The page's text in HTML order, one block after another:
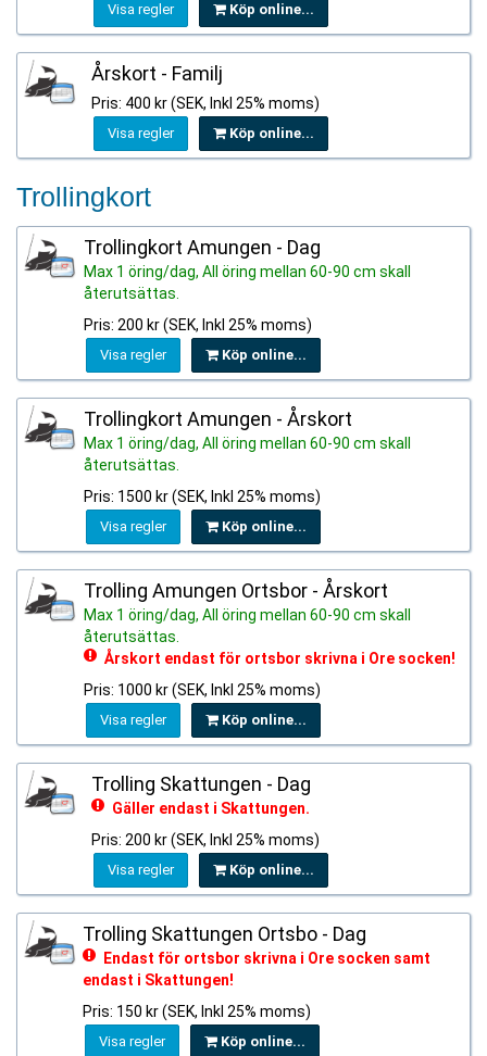
Visa regler Köp online...
Årskort - Familj
Pris: 400 kr (SEK, Inkl 25% moms)
Visa regler Köp online...
Trollingkort
Trollingkort Amungen - Dag
Max 1 öring/dag, All öring mellan 60-90 cm skall
återutsättas.
Pris: 200 kr (SEK, Inkl 25% moms)
Visa regler Köp online...
Trollingkort Amungen - Årskort
Max 1 öring/dag, All öring mellan 60-90 cm skall
återutsättas.
Pris: 1500 kr (SEK, Inkl 25% moms)
Visa regler Köp online...
Trolling Amungen Ortsbor - Årskort
Max 1 öring/dag, All öring mellan 60-90 cm skall
återutsättas.
Årskort endast för ortsbor skrivna i Ore socken!
Pris: 1000 kr (SEK, Inkl 25% moms)
Visa regler Köp online...
Trolling Skattungen - Dag
Gäller endast i Skattungen.
Pris: 200 kr (SEK, Inkl 25% moms)
Visa regler Köp online...
Trolling Skattungen Ortsbo - Dag
Endast för ortsbor skrivna i Ore socken samt
endast i Skattungen!
Pris: 150 kr (SEK, Inkl 25% moms)
Visa regler Köp online...